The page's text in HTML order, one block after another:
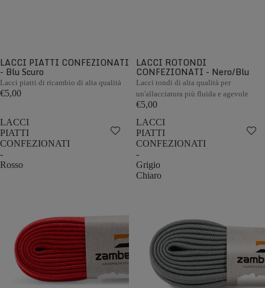
LACCI PIATTI CONFEZIONATI
- Blu Scuro
Lacci piatti di ricambio di alta qualità
€5,00
LACCI ROTONDI
CONFEZIONATI - Nero/Blu
Lacci tondi di alta qualità per
un'allacciatura più fluida e agevole
€5,00
LACCI
PIATTI
CONFEZIONATI
-
Rosso
LACCI
PIATTI
CONFEZIONATI
-
Grigio
Chiaro